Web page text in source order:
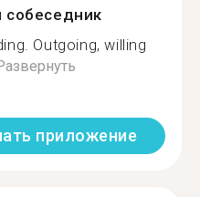
Outgoing, willing
приложение